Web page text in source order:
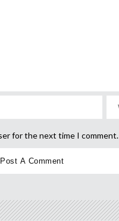
for the next time I comment.